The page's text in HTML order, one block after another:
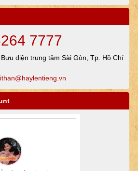
7777
điện trung tâm Sài Gòn, Tp. Hồ Chí